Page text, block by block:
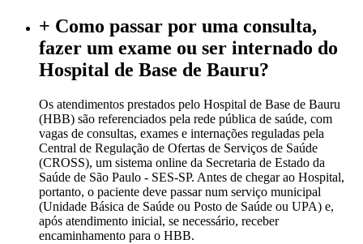
+ Como passar por uma consulta,
fazer um exame ou ser internado do
Hospital de Base de Bauru?
Os atendimentos prestados pelo Hospital de Base de Bauru
(HBB) são referenciados pela rede pública de saúde, com
vagas de consultas, exames e internações reguladas pela
Central de Regulação de Ofertas de Serviços de Saúde
(CROSS), um sistema online da Secretaria de Estado da
Saúde de São Paulo - SES-SP. Antes de chegar ao Hospital,
portanto, o paciente deve passar num serviço municipal
(Unidade Básica de Saúde ou Posto de Saúde ou UPA) e,
após atendimento inicial, se necessário, receber
encaminhamento para o HBB.